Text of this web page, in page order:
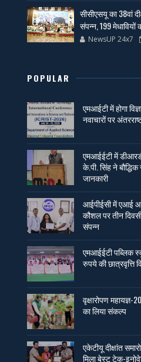
सीसीएसयू का 38वां
संपन्न, 199
NewsUP 24x7
POPULAR
एमआईटी में होगा
नवाचारों पर
एमआईईटी में
के.पी. सिंह ने
जानकारी
आईपीईसी में एआई
कौशल पर तीन
संपन्न
एमआईईटी पब्लिक
रुपये की छात्रवृत्ति
वृक्षारोपण महायज्ञ-
का लिया संकल्प
एकेटीयू दीक्षांत
मिला बेस्ट टेक-